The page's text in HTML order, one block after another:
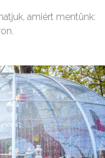
amiért mentünk: